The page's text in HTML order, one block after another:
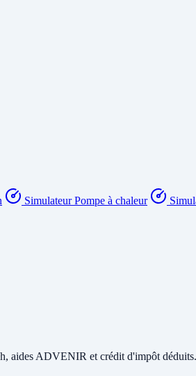
Simulateur Pompe à chaleur
aides ADVENIR et crédit d'impôt déduits.